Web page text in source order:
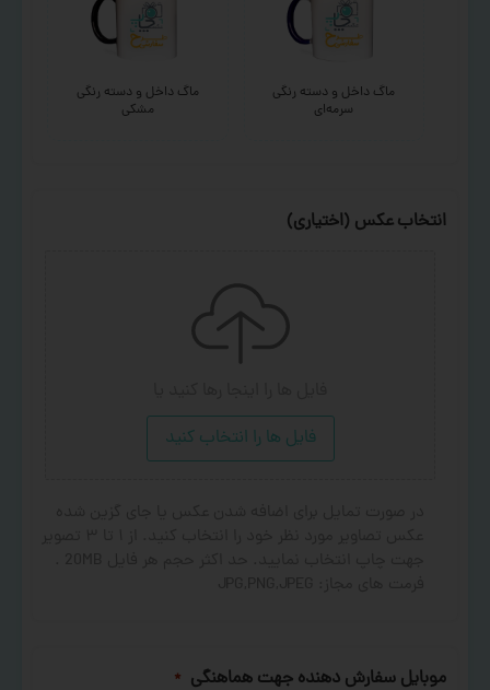
ماگ داخل و دسته رنگی
سرمه‌ای
ماگ داخل و دسته رنگی
مشکی
انتخاب عکس (اختیاری)
فایل ها را انتخاب کنید
موبایل سفارش دهنده جهت هماهنگی *